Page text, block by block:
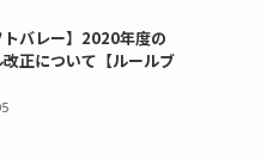
トバレー】2020年度の
正について【ルールブ